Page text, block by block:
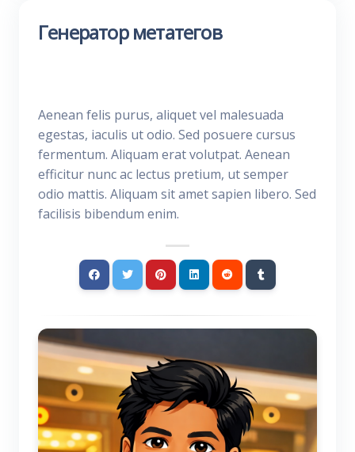
Генератор метатегов
Aenean felis purus, aliquet vel malesuada
egestas, iaculis ut odio. Sed posuere cursus
fermentum. Aliquam erat volutpat. Aenean
efficitur nunc ac lectus pretium, ut semper
odio mattis. Aliquam sit amet sapien libero. Sed
facilisis bibendum enim.